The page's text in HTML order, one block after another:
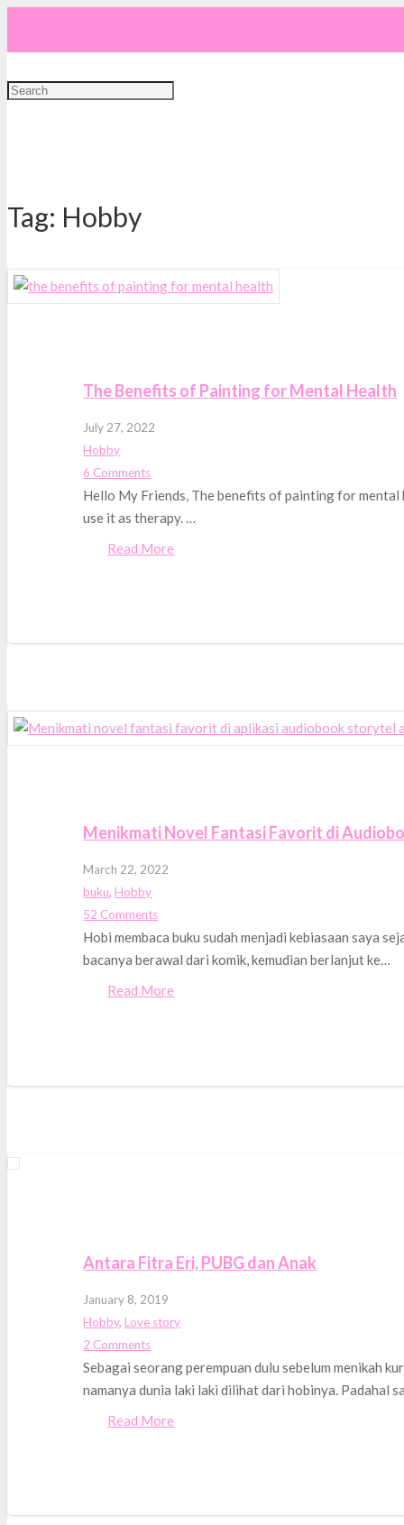
Tag: Hobby
The Benefits of Painting for Mental Health
July 27, 2022
Hobby
6 Comments
Hello My Friends, The benefits of painting for
use it as therapy. …
Read More
Menikmati Novel Fantasi Favorit di
March 22, 2022
buku, Hobby
52 Comments
Hobi membaca buku sudah menjadi kebiasaan saya
bacanya berawal dari komik, kemudian berlanjut ke…
Read More
Antara Fitra Eri, PUBG dan Anak
January 8, 2019
Hobby, Love story
2 Comments
Sebagai seorang perempuan dulu sebelum menikah
namanya dunia laki laki dilihat dari hobinya. Padahal
Read More